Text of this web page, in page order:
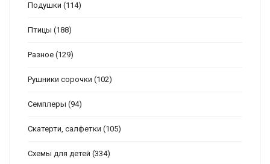
Подушки (114)
Птицы (188)
Разное (129)
Рушники сорочки (102)
Семплеры (94)
Скатерти, салфетки (105)
Схемы для детей (334)